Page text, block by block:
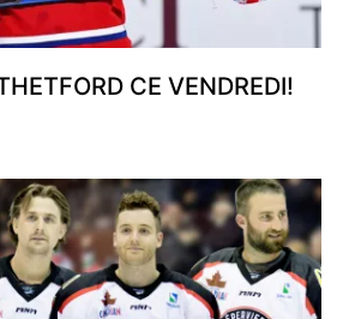
CE VENDREDI!